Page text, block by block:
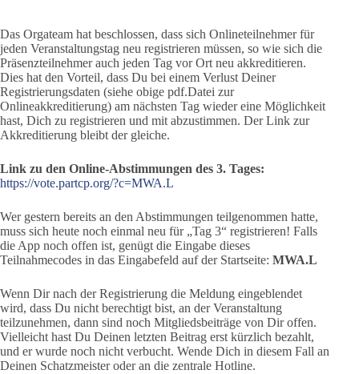
Das Orgateam hat beschlossen, dass sich Onlineteilnehmer für
jeden Veranstaltungstag neu registrieren müssen, so wie sich die
Präsenzteilnehmer auch jeden Tag vor Ort neu akkreditieren.
Dies hat den Vorteil, dass Du bei einem Verlust Deiner
Registrierungsdaten (siehe obige pdf.Datei zur
Onlineakkreditierung) am nächsten Tag wieder eine Möglichkeit
hast, Dich zu registrieren und mit abzustimmen. Der Link zur
Akkreditierung bleibt der gleiche.
Link zu den Online-Abstimmungen des 3. Tages:
https://vote.partcp.org/?c=MWA.L
Wer gestern bereits an den Abstimmungen teilgenommen hatte,
muss sich heute noch einmal neu für „Tag 3“ registrieren! Falls
die App noch offen ist, genügt die Eingabe dieses
Teilnahmecodes in das Eingabefeld auf der Startseite: MWA.L
Wenn Dir nach der Registrierung die Meldung eingeblendet
wird, dass Du nicht berechtigt bist, an der Veranstaltung
teilzunehmen, dann sind noch Mitgliedsbeiträge von Dir offen.
Vielleicht hast Du Deinen letzten Beitrag erst kürzlich bezahlt,
und er wurde noch nicht verbucht. Wende Dich in diesem Fall an
Deinen Schatzmeister oder an die zentrale Hotline.